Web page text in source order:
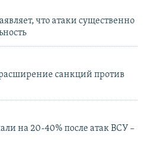
что атаки существенно
санкций против
на 20-40% после атак ВСУ –